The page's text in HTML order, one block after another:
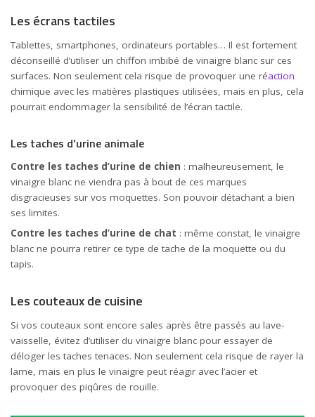
Les écrans tactiles
Tablettes, smartphones, ordinateurs portables… Il est fortement
déconseillé d’utiliser un chiffon imbibé de vinaigre blanc sur ces
surfaces. Non seulement cela risque de provoquer une réaction
chimique avec les matières plastiques utilisées, mais en plus, cela
pourrait endommager la sensibilité de l’écran tactile.
Les taches d’urine animale
Contre les taches d’urine de chien : malheureusement, le
vinaigre blanc ne viendra pas à bout de ces marques
disgracieuses sur vos moquettes. Son pouvoir détachant a bien
ses limites.
Contre les taches d’urine de chat : même constat, le vinaigre
blanc ne pourra retirer ce type de tache de la moquette ou du
tapis.
Les couteaux de cuisine
Si vos couteaux sont encore sales après être passés au lave-
vaisselle, évitez d’utiliser du vinaigre blanc pour essayer de
déloger les taches tenaces. Non seulement cela risque de rayer la
lame, mais en plus le vinaigre peut réagir avec l’acier et
provoquer des piqûres de rouille.